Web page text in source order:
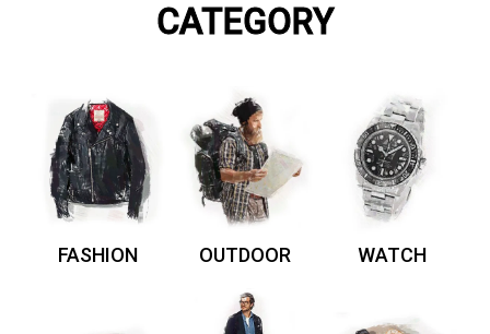
CATEGORY
FASHION OUTDOOR WATCH